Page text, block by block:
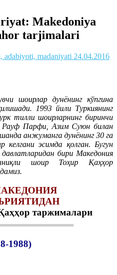
Makedoniya
tarjimalari
adabiyoti, madaniyati 24.04.2016
шоирлар дунёнинг кўпгина
1993 йили Туркиянинг
тилли шоирларнинг биринчи
Рауф Парфи, Азим Суюн билан
анжуманга дунёнинг 30 га
эсимда қолган. Бугун
бири Македония
шоир Тоҳир Қаҳҳор
таржималари
1988)